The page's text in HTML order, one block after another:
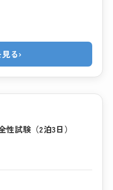
る›
試験（2泊3日）